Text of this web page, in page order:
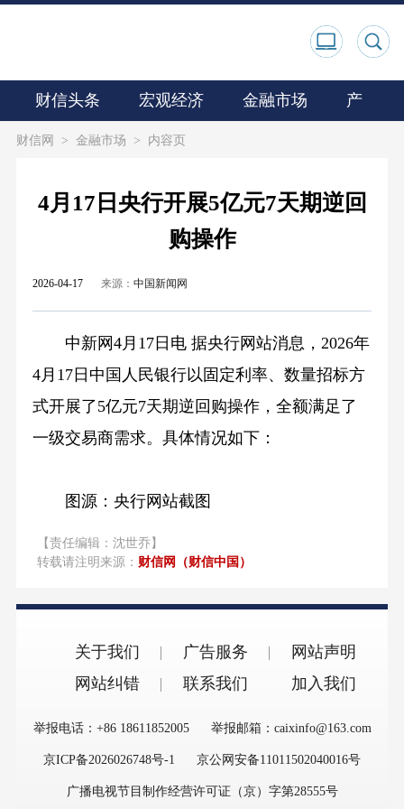
财信头条 宏观经济 金融市场 产业观
财信网 > 金融市场 > 内容页
4月17日央行开展5亿元7天期逆回
购操作
2026-04-17 来源： 中国新闻网
中新网4月17日电 据央行网站消息，2026年
4月17日中国人民银行以固定利率、数量招标方
式开展了5亿元7天期逆回购操作，全额满足了
一级交易商需求。具体情况如下：
图源：央行网站截图
【责任编辑：沈世乔】
转载请注明来源： 财信网（财信中国）
关于我们 广告服务
网站声明
网站纠错
联系我们 加入我们
举报电话：+86 18611852005 举报邮箱：caixinfo@163.com
京ICP备2026026748号-1 京公网安备11011502040016号
广播电视节目制作经营许可证（京）字第28555号